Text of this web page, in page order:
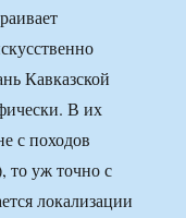
Кавказской
В их
с походов
то уж точно с
локализации